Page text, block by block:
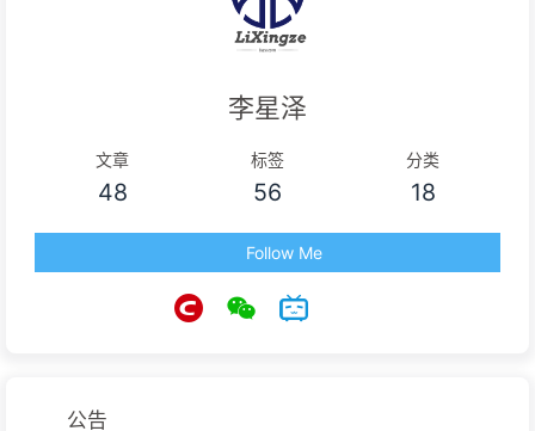
李星泽
文章
48
标签
56
分类
18
Follow Me
公告